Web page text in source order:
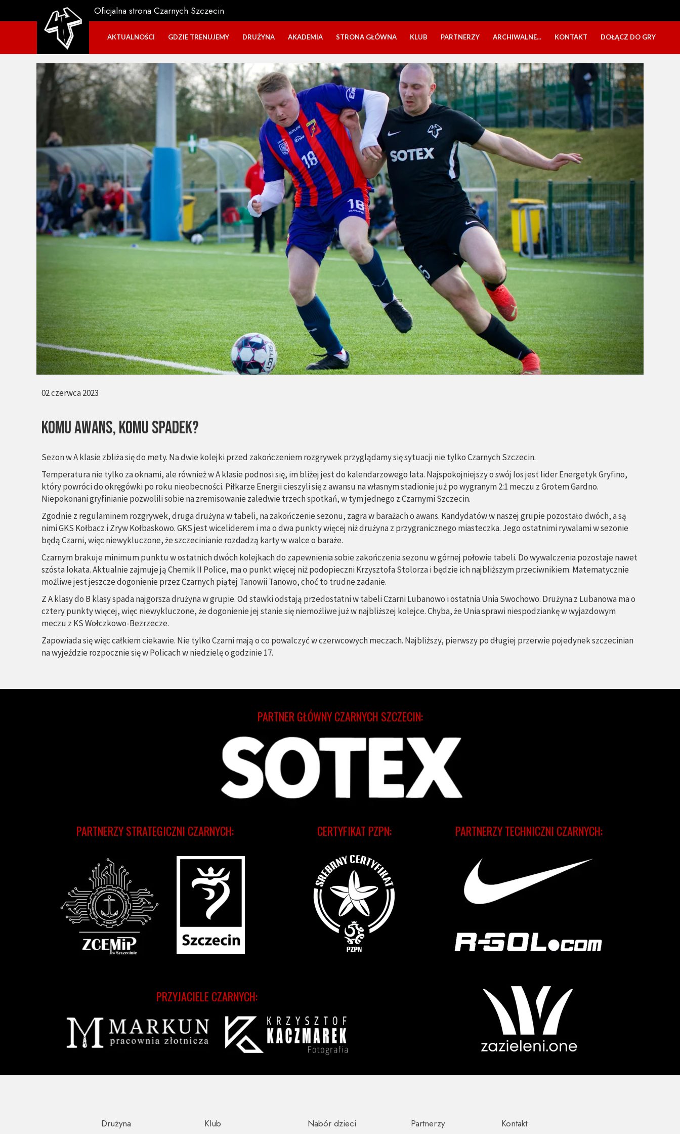
Sezon w A klasie zbliża się do mety. Na dwie kolejki przed zakończeniem rozgrywek przyglądamy się sytuacji nie tylko Czarnych Szczecin.
Temperatura nie tylko za oknami, ale również w A klasie podnosi się, im bliżej jest do kalendarzowego lata. Najspokojniejszy o swój los jest lider Energetyk Gryfino,
który powróci do okręgówki po roku nieobecności. Piłkarze Energii cieszyli się z awansu na własnym stadionie już po wygranym 2:1 meczu z Grotem Gardno.
Niepokonani gryfinianie pozwolili sobie na zremisowanie zaledwie trzech spotkań, w tym jednego z Czarnymi Szczecin.
Zgodnie z regulaminem rozgrywek, druga drużyna w tabeli, na zakończenie sezonu, zagra w barażach o awans. Kandydatów w naszej grupie pozostało dwóch, a są
nimi GKS Kołbacz i Zryw Kołbaskowo. GKS jest wiceliderem i ma o dwa punkty więcej niż drużyna z przygranicznego miasteczka. Jego ostatnimi rywalami w sezonie
będą Czarni, więc niewykluczone, że szczecinianie rozdadzą karty w walce o baraże.
Czarnym brakuje minimum punktu w ostatnich dwóch kolejkach do zapewnienia sobie zakończenia sezonu w górnej połowie tabeli. Do wywalczenia pozostaje nawet
szósta lokata. Aktualnie zajmuje ją Chemik II Police, ma o punkt więcej niż podopieczni Krzysztofa Stolorza i będzie ich najbliższym przeciwnikiem. Matematycznie
możliwe jest jeszcze dogonienie przez Czarnych piątej Tanowii Tanowo, choć to trudne zadanie.
Z A klasy do B klasy spada najgorsza drużyna w grupie. Od stawki odstają przedostatni w tabeli Czarni Lubanowo i ostatnia Unia Swochowo. Drużyna z Lubanowa ma o
cztery punkty więcej, więc niewykluczone, że dogonienie jej stanie się niemożliwe już w najbliższej kolejce. Chyba, że Unia sprawi niespodziankę w wyjazdowym
meczu z KS Wołczkowo-Bezrzecze.
Zapowiada się więc całkiem ciekawie. Nie tylko Czarni mają o co powalczyć w czerwcowych meczach. Najbliższy, pierwszy po długiej przerwie pojedynek szczecinian
na wyjeździe rozpocznie się w Policach w niedzielę o godzinie 17.
KOMU AWANS, KOMU SPADEK?
02 czerwca 2023
Oficjalna strona Czarnych Szczecin
AKTUALNOŚCI GDZIE TRENUJEMY DRUŻYNA
DOŁĄCZ DO GRY
AKADEMIA
NABÓR DZIECI
SZTAB TRENERSKI
OPINIE RODZICÓW O OBOZACH
STRONA GŁÓWNA KLUB
NASZE DZIEŁA
PARTNERZY ARCHIWALNE...
PÓŁKOLONIE 2025
SBO 2023
CZARNI W MEDIACH
KADRA 2006
FESTYN CHARYTATYWNY
CZAS NA DZIEWCZYNY
OBÓZ W ZATONIU 2020
OBÓZ W KALISZU 2020
FOTORELACJE
VIDEO
OFERTA LATO 2020
ARCHIWUM OBOZÓW
WYNIKI
KONTAKT DOŁĄCZ DO GRY
NABÓR SENIORÓW
CERTYFIKAT PZPN:
PRZYJACIELE CZARNYCH:
PARTNERZY TECHNICZNI CZARNYCH:
PARTNERZY STRATEGICZNI CZARNYCH:
PARTNER GŁÓWNY CZARNYCH SZCZECIN:
Partnerzy
Nabór dzieci Kontakt
Drużyna Klub